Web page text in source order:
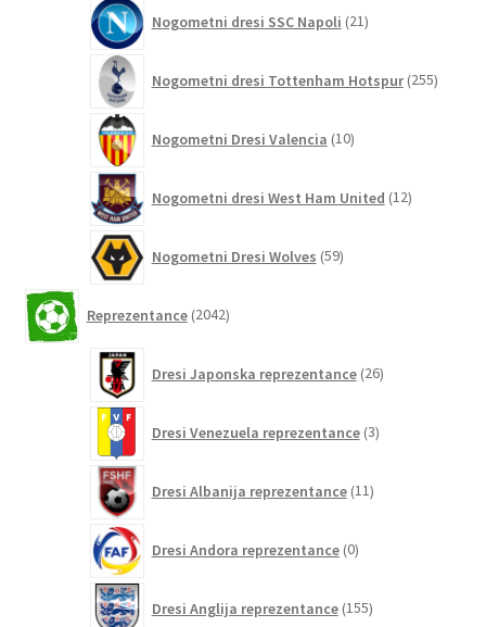
Nogometni dresi SSC Napoli 21izdelkov
Nogometni dresi Tottenham Hotspur 255
Nogometni Dresi Valencia 10izdelkov
Nogometni dresi West Ham United 12izdelkov
Nogometni Dresi Wolves 59izdelkov
Reprezentance 2042izdelkov
Dresi Japonska reprezentance 26izdelkov
Dresi Venezuela reprezentance 3izdelki
Dresi Albanija reprezentance 11izdelkov
Dresi Andora reprezentance 0izdelkov
Dresi Anglija reprezentance 155izdelkov